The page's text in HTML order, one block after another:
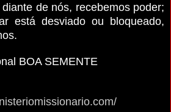
de nós, recebemos poder;
está desviado ou bloqueado,
BOA SEMENTE